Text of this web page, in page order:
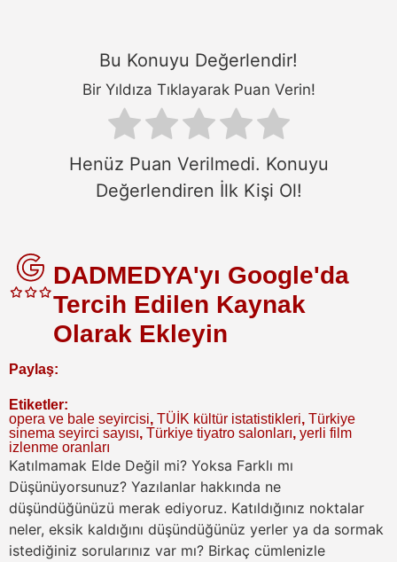
Bu Konuyu Değerlendir!
Bir Yıldıza Tıklayarak Puan Verin!
Henüz Puan Verilmedi. Konuyu
Değerlendiren İlk Kişi Ol!
DADMEDYA'yı Google'da
Tercih Edilen Kaynak
Olarak Ekleyin
Paylaş:
Etiketler:
opera ve bale seyircisi, TÜİK kültür istatistikleri, Türkiye
sinema seyirci sayısı, Türkiye tiyatro salonları, yerli film
izlenme oranları
Katılmamak Elde Değil mi? Yoksa Farklı mı
Düşünüyorsunuz? Yazılanlar hakkında ne
düşündüğünüzü merak ediyoruz. Katıldığınız noktalar
neler, eksik kaldığını düşündüğünüz yerler ya da sormak
istediğiniz sorularınız var mı? Birkaç cümlenizle